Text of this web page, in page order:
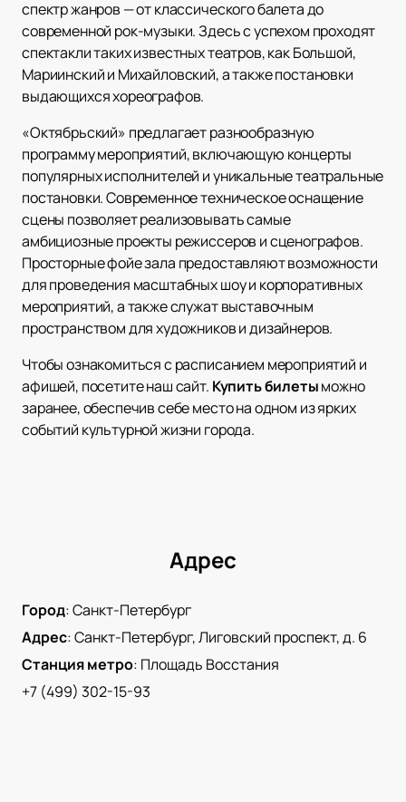
спектр жанров — от классического балета до
современной рок-музыки. Здесь с успехом проходят
спектакли таких известных театров, как Большой,
Мариинский и Михайловский, а также постановки
выдающихся хореографов.
«Октябрьский» предлагает разнообразную
программу мероприятий, включающую концерты
популярных исполнителей и уникальные театральные
постановки. Современное техническое оснащение
сцены позволяет реализовывать самые
амбициозные проекты режиссеров и сценографов.
Просторные фойе зала предоставляют возможности
для проведения масштабных шоу и корпоративных
мероприятий, а также служат выставочным
пространством для художников и дизайнеров.
Чтобы ознакомиться с расписанием мероприятий и
афишей, посетите наш сайт. Купить билетыможно
заранее, обеспечив себе место на одном из ярких
событий культурной жизни города.
Адрес
Город:Санкт-Петербург
Адрес:Санкт-Петербург, Лиговский проспект, д. 6
Станция метро: Площадь Восстания
+7 (499) 302-15-93